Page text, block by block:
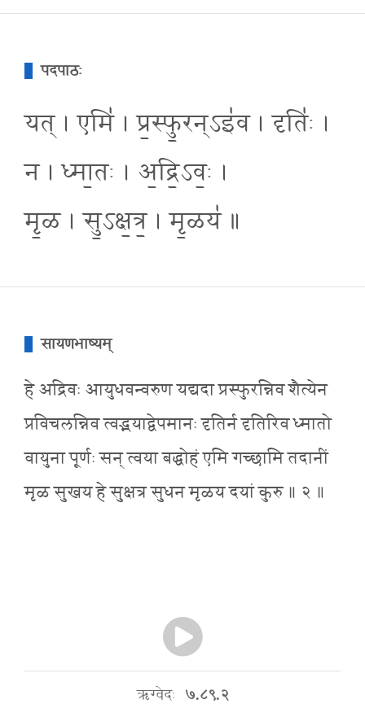
पदपाठः
यत् । एमि॑ । प्र॒स्फु॒रन्ऽइ॑व । दृतिः॑ ।
न । ध्मा॒तः । अ॒द्रि॒ऽवः॒ ।
मृ॒ळ । सु॒ऽक्ष॒त्र॒ । मृ॒ळय॑ ॥
सायणभाष्यम्
हे अद्रिवः आयुधवन्वरुण यद्यदा प्रस्फुरन्निव शैत्येन
प्रविचलन्निव त्वद्भयाद्वेपमानः दृतिर्न दृतिरिव ध्मातो
वायुना पूर्णः सन् त्वया बद्धोहं एमि गच्छामि तदानीं
मृळ सुखय हे सुक्षत्र सुधन मृळय दयां कुरु ॥ २ ॥
ऋग्वेदः ७.८९.२